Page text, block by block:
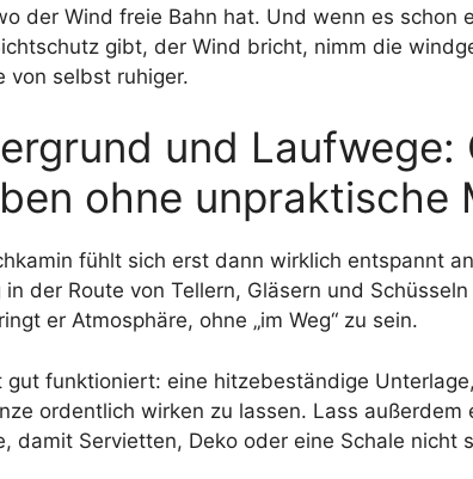
der Wind freie Bahn hat. Und wenn es schon
gibt, der Wind bricht, nimm die
von selbst ruhiger.
und Laufwege:
ohne unpraktische
fühlt sich erst dann wirklich entspannt
in der Route von Tellern, Gläsern und
er Atmosphäre, ohne „im Weg“ zu sein.
gut funktioniert: eine hitzebeständige
ordentlich wirken zu lassen. Lass
damit Servietten, Deko oder eine Schale nicht